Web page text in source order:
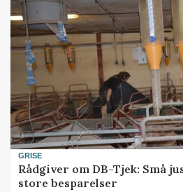
GRISE
Rådgiver om DB-Tjek: Små
store besparelser